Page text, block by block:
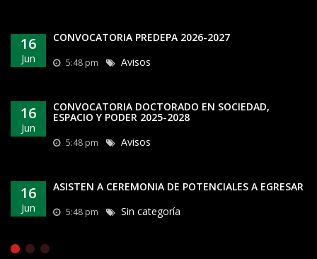
16
Jun
CONVOCATORIA PREDEPA 2026-2027
5:48 pm Avisos
16
Jun
CONVOCATORIA DOCTORADO EN SOCIEDAD,
ESPACIO Y PODER 2025-2028
5:48 pm Avisos
16
Jun
ASISTEN A CEREMONIA DE POTENCIALES A EGRESAR
5:48 pm Sin categoría